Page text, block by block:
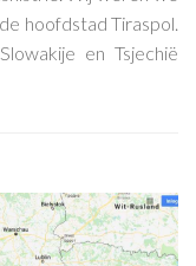
hoofdstad Tiraspol.
en Tsjechië